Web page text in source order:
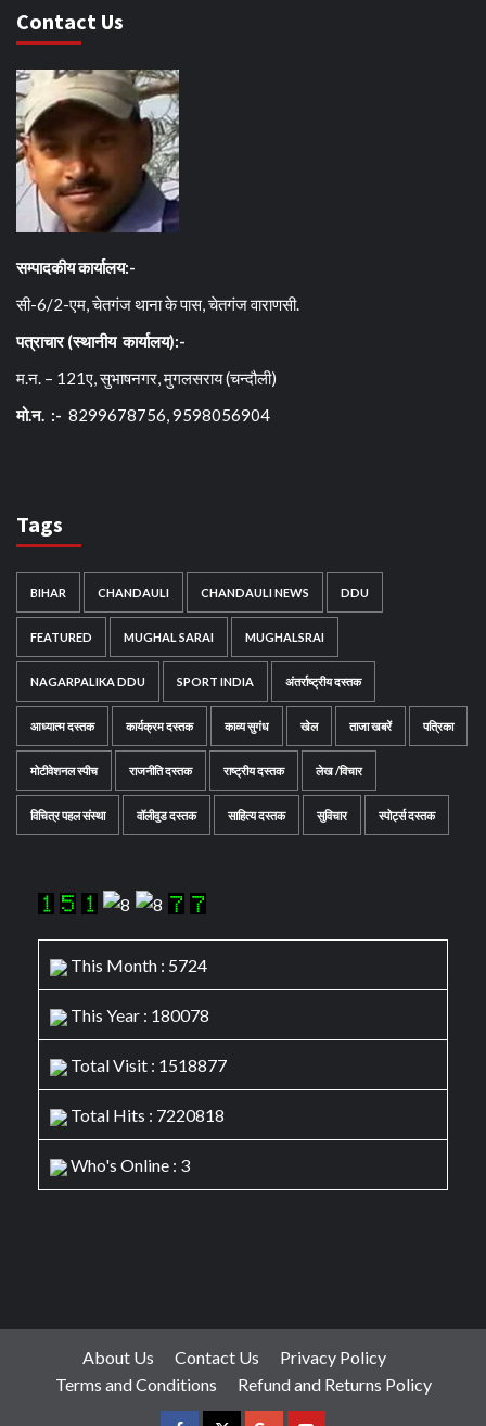
Contact Us
सम्पादकीय कार्यालय:-
सी-6/2-एम, चेतगंज थाना के पास, चेतगंज वाराणसी.
पत्राचार (स्थानीय कार्यालय):-
म.न. – 121ए, सुभाषनगर, मुगलसराय (चन्दौली)
मो.न. :- 8299678756, 9598056904
Tags
BIHAR CHANDAULI CHANDAULI NEWS DDU
FEATURED MUGHAL SARAI MUGHALSRAI
NAGARPALIKA DDU SPORT INDIA अंतर्राष्ट्रीय दस्तक
आध्यात्म दस्तक कार्यक्रम दस्तक काव्य सुगंध खेल ताजा खबरें पत्रिका
मोटीवेशनल स्पीच राजनीति दस्तक राष्ट्रीय दस्तक लेख /विचार
विचित्र पहल संस्था वॉलीवुड दस्तक साहित्य दस्तक सुविचार स्पोर्ट्स दस्तक
This Month : 5724
This Year : 180078
Total Visit : 1518877
Total Hits : 7220818
Who's Online : 3
About Us Contact Us
Privacy Policy
Terms and Conditions
Refund and Returns Policy